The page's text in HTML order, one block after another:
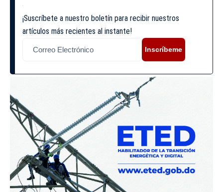
¡Suscríbete a nuestro boletín para recibir nuestros
artículos más recientes al instante!
Inscríbeme